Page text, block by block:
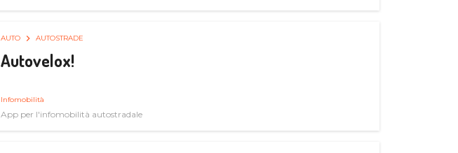
AUTO AUTOSTRADE
Autovelox!
Infomobilità
App per l'infomobilità autostradale